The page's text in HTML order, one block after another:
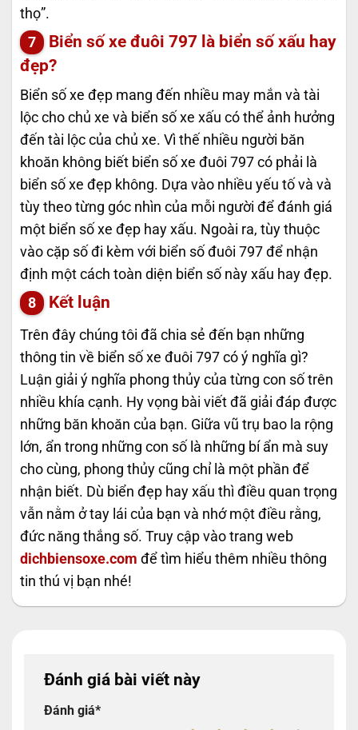
thọ”.
Biển số xe đuôi 797 là biển số xấu hay
đẹp?
Biển số xe đẹp mang đến nhiều may mắn và tài
lộc cho chủ xe và biển số xe xấu có thể ảnh hưởng
đến tài lộc của chủ xe. Vì thế nhiều người băn
khoăn không biết biển số xe đuôi 797 có phải là
biển số xe đẹp không. Dựa vào nhiều yếu tố và và
tùy theo từng góc nhìn của mỗi người để đánh giá
một biển số xe đẹp hay xấu. Ngoài ra, tùy thuộc
vào cặp số đi kèm với biển số đuôi 797 để nhận
định một cách toàn diện biển số này xấu hay đẹp.
Kết luận
Trên đây chúng tôi đã chia sẻ đến bạn những
thông tin về biển số xe đuôi 797 có ý nghĩa gì?
Luận giải ý nghĩa phong thủy của từng con số trên
nhiều khía cạnh. Hy vọng bài viết đã giải đáp được
những băn khoăn của bạn. Giữa vũ trụ bao la rộng
lớn, ẩn trong những con số là những bí ẩn mà suy
cho cùng, phong thủy cũng chỉ là một phần để
nhận biết. Dù biển đẹp hay xấu thì điều quan trọng
vẫn nằm ở tay lái của bạn và nhớ một điều rằng,
đức năng thắng số. Truy cập vào trang web
dichbiensoxe.com để tìm hiểu thêm nhiều thông
tin thú vị bạn nhé!
Đánh giá bài viết này
Đánh giá*